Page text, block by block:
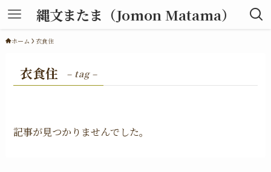
縄文またま（Jomon Matama）
ホーム 衣食住
衣食住 – tag –
記事が見つかりませんでした。